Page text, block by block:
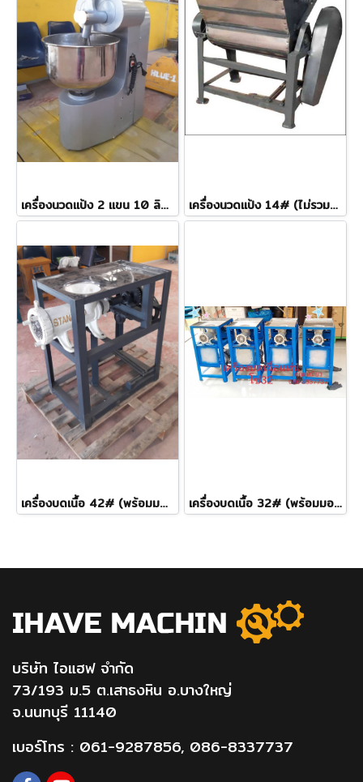
เครื่องนวดแป้ง 2 แขน 10 ลิตร (มอเตอร์มิตซูบิชิ) เครื่องนวดแป้ง 14# (ไม่รวมมอเตอร์)
เครื่องบดเนื้อ 42# (พร้อมมอเตอร์ 2แรง) เครื่องบดเนื้อ 32# (พร้อมมอเตอร์1/2)
บริษัท ไอแฮฟ จำกัด
73/193 ม.5 ต.เสาธงหิน อ.บางใหญ่
จ.นนทบุรี 11140
เบอร์โทร : 061-9287856, 086-8337737